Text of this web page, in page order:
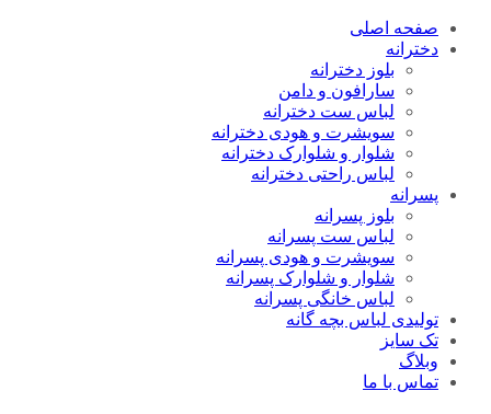
صفحه اصلی
دخترانه
بلوز دخترانه
سارافون و دامن
لباس ست دخترانه
سویشرت و هودی دخترانه
شلوار و شلوارک دخترانه
لباس راحتی دخترانه
پسرانه
بلوز پسرانه
لباس ست پسرانه
سویشرت و هودی پسرانه
شلوار و شلوارک پسرانه
لباس خانگی پسرانه
تولیدی لباس بچه گانه
تک سایز
وبلاگ
تماس با ما